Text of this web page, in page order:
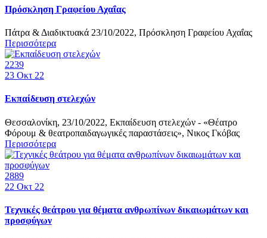
Πρόσκληση Γραφείου Αχαΐας
Πάτρα & Διαδικτυακά 23/10/2022, Πρόσκληση Γραφείου Αχαΐας
Περισσότερα
2239
23 Οκτ 22
Εκπαίδευση στελεχών
Θεσσαλονίκη, 23/10/2022, Εκπαίδευση στελεχών - «Θέατρο
Φόρουμ & θεατροπαιδαγωγικές παραστάσεις», Νικος Γκόβας
Περισσότερα
2889
22 Οκτ 22
Τεχνικές θεάτρου για θέματα ανθρωπίνων δικαιωμάτων και
προσφύγων